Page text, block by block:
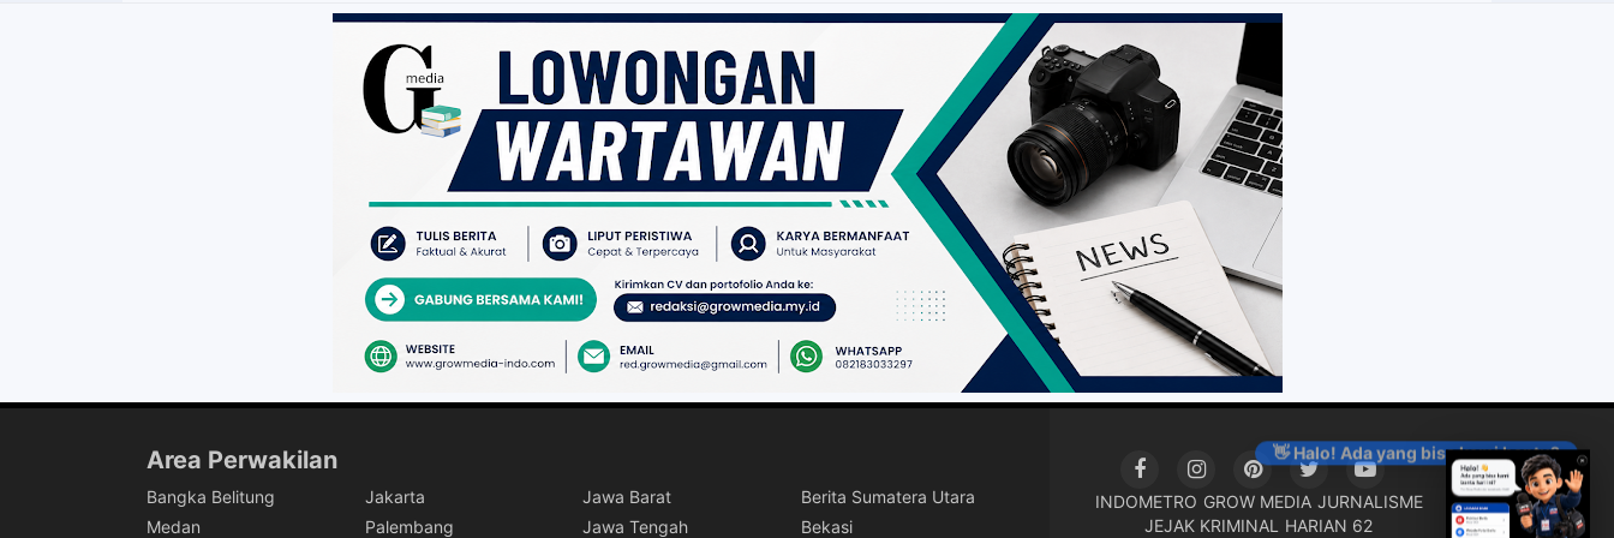
👋 Halo! Ada yang bisa kami bantu?
Area Perwakilan
Bangka Belitung Jakarta Jawa Barat
Berita Sumatera Utara
Medan
Palembang Jawa Tengah Bekasi
INDOMETRO GROW MEDIA JURNALISME
JEJAK KRIMINAL
HARIAN 62